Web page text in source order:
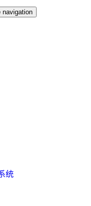
navigation
统